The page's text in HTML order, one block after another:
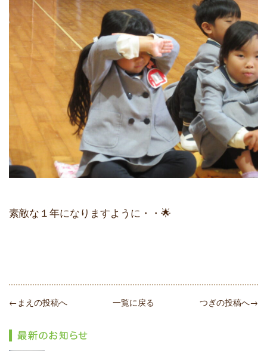
素敵な１年になりますように・・🌟
←まえの投稿へ 一覧に戻る つぎの投稿へ→